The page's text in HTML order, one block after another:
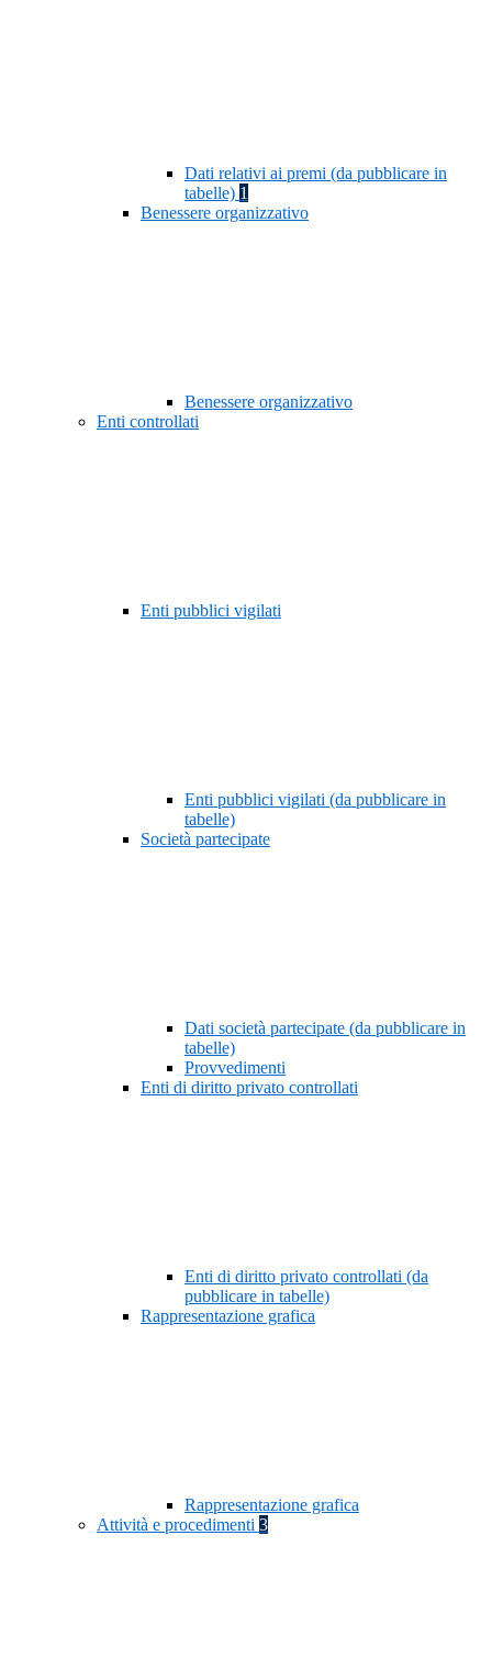
Dati relativi ai premi (da pubblicare in
tabelle) 1
Benessere organizzativo
Benessere organizzativo
Enti controllati
Enti pubblici vigilati
Enti pubblici vigilati (da pubblicare in
tabelle)
Società partecipate
Dati società partecipate (da pubblicare in
tabelle)
Provvedimenti
Enti di diritto privato controllati
Enti di diritto privato controllati (da
pubblicare in tabelle)
Rappresentazione grafica
Rappresentazione grafica
Attività e procedimenti 3